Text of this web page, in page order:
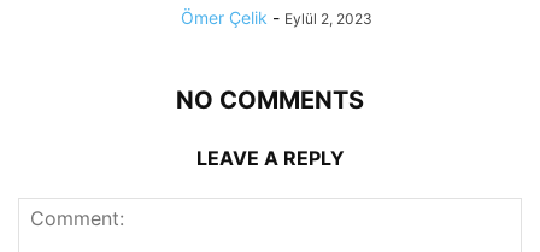
Ömer Çelik - Eylül 2, 2023
NO COMMENTS
LEAVE A REPLY